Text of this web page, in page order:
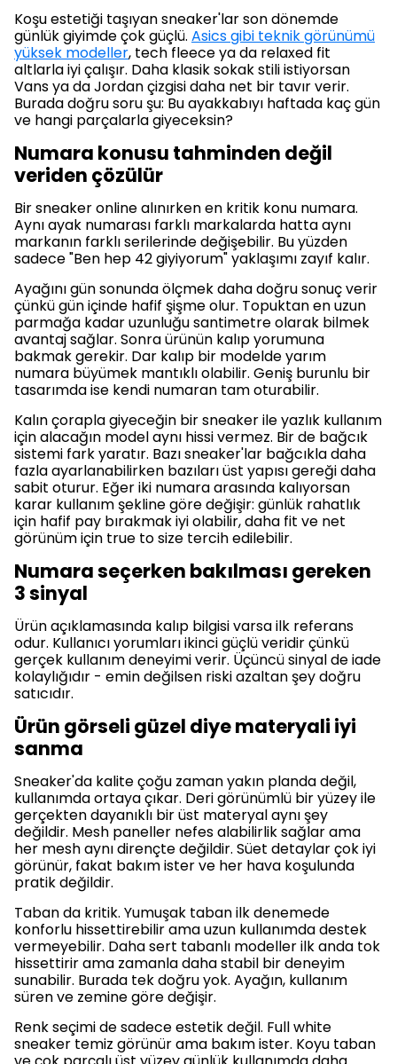
Koşu estetiği taşıyan sneaker'lar son dönemde
günlük giyimde çok güçlü. Asics gibi teknik görünümü
yüksek modeller, tech fleece ya da relaxed fit
altlarla iyi çalışır. Daha klasik sokak stili istiyorsan
Vans ya da Jordan çizgisi daha net bir tavır verir.
Burada doğru soru şu: Bu ayakkabıyı haftada kaç gün
ve hangi parçalarla giyeceksin?
Numara konusu tahminden değil
veriden çözülür
Bir sneaker online alınırken en kritik konu numara.
Aynı ayak numarası farklı markalarda hatta aynı
markanın farklı serilerinde değişebilir. Bu yüzden
sadece "Ben hep 42 giyiyorum" yaklaşımı zayıf kalır.
Ayağını gün sonunda ölçmek daha doğru sonuç verir
çünkü gün içinde hafif şişme olur. Topuktan en uzun
parmağa kadar uzunluğu santimetre olarak bilmek
avantaj sağlar. Sonra ürünün kalıp yorumuna
bakmak gerekir. Dar kalıp bir modelde yarım
numara büyümek mantıklı olabilir. Geniş burunlu bir
tasarımda ise kendi numaran tam oturabilir.
Kalın çorapla giyeceğin bir sneaker ile yazlık kullanım
için alacağın model aynı hissi vermez. Bir de bağcık
sistemi fark yaratır. Bazı sneaker'lar bağcıkla daha
fazla ayarlanabilirken bazıları üst yapısı gereği daha
sabit oturur. Eğer iki numara arasında kalıyorsan
karar kullanım şekline göre değişir: günlük rahatlık
için hafif pay bırakmak iyi olabilir, daha fit ve net
görünüm için true to size tercih edilebilir.
Numara seçerken bakılması gereken
3 sinyal
Ürün açıklamasında kalıp bilgisi varsa ilk referans
odur. Kullanıcı yorumları ikinci güçlü veridir çünkü
gerçek kullanım deneyimi verir. Üçüncü sinyal de iade
kolaylığıdır - emin değilsen riski azaltan şey doğru
satıcıdır.
Ürün görseli güzel diye materyali iyi
sanma
Sneaker'da kalite çoğu zaman yakın planda değil,
kullanımda ortaya çıkar. Deri görünümlü bir yüzey ile
gerçekten dayanıklı bir üst materyal aynı şey
değildir. Mesh paneller nefes alabilirlik sağlar ama
her mesh aynı dirençte değildir. Süet detaylar çok iyi
görünür, fakat bakım ister ve her hava koşulunda
pratik değildir.
Taban da kritik. Yumuşak taban ilk denemede
konforlu hissettirebilir ama uzun kullanımda destek
vermeyebilir. Daha sert tabanlı modeller ilk anda tok
hissettirir ama zamanla daha stabil bir deneyim
sunabilir. Burada tek doğru yok. Ayağın, kullanım
süren ve zemine göre değişir.
Renk seçimi de sadece estetik değil. Full white
sneaker temiz görünür ama bakım ister. Koyu taban